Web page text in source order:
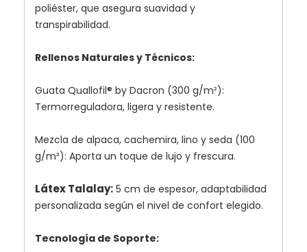
poliéster, que asegura suavidad y
transpirabilidad.
Rellenos Naturales y Técnicos:
Guata Quallofil® by Dacron (300 g/m²):
Termorreguladora, ligera y resistente.
Mezcla de alpaca, cachemira, lino y seda (100
g/m²): Aporta un toque de lujo y frescura.
Látex Talalay: 5 cm de espesor, adaptabilidad
personalizada según el nivel de confort elegido.
Tecnología de Soporte: